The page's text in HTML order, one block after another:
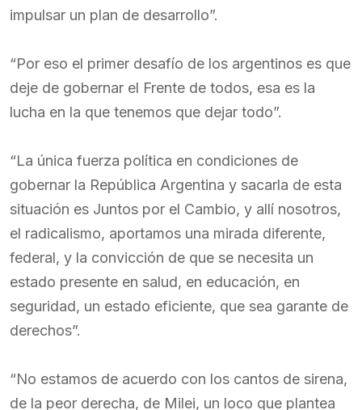
impulsar un plan de desarrollo”.
“Por eso el primer desafío de los argentinos es que
deje de gobernar el Frente de todos, esa es la
lucha en la que tenemos que dejar todo”.
“La única fuerza política en condiciones de
gobernar la República Argentina y sacarla de esta
situación es Juntos por el Cambio, y allí nosotros,
el radicalismo, aportamos una mirada diferente,
federal, y la convicción de que se necesita un
estado presente en salud, en educación, en
seguridad, un estado eficiente, que sea garante de
derechos”.
“No estamos de acuerdo con los cantos de sirena,
de la peor derecha, de Milei, un loco que plantea